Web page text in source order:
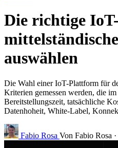
Die richtige
auswählen
Die Wahl einer IoT-Plattform für
Kriterien gemessen werden, die
Bereitstellungszeit, tatsächliche
Datenhoheit, White-Label,
Fabio Rosa Von Fabio Rosa ·